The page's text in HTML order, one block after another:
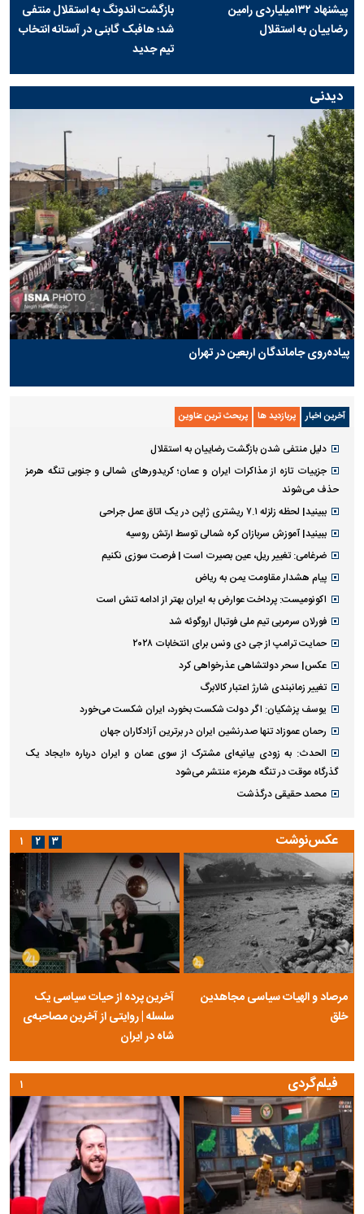
پیشنهاد ۱۳۲میلیاردی رامین
رضاییان به استقلال
بازگشت اندونگ به استقلال منتفی
شد؛ هافبک گابنی در آستانه انتخاب
تیم جدید
دیدنی
پیاده‌روی جاماندگان اربعین در تهران
آخرین اخبار پربازدید ها پربحث ترین عناوین
دلیل منتفی شدن بازگشت رضاییان به استقلال
جزییات تازه از مذاکرات ایران و عمان؛ کریدورهای شمالی و جنوبی تنگه هرمز
حذف می‌شوند
ببینید| لحظه زلزله ۷.۱ ریشتری ژاپن در یک اتاق عمل جراحی
ببینید| آموزش سربازان کره شمالی توسط ارتش روسیه
ضرغامی: تغییر ریل، عین بصیرت است | فرصت سوزی نکنیم
پیام هشدار مقاومت یمن به ریاض
اکونومیست: پرداخت عوارض به ایران بهتر از ادامه تنش است
فورلان سرمربی تیم ملی فوتبال اروگوئه شد
حمایت ترامپ از جی دی ونس برای انتخابات ۲۰۲۸
عکس| سحر دولتشاهی عذرخواهی کرد
تغییر زمانبندی‌ شارژ اعتبار کالابرگ
یوسف پزشکیان: اگر دولت شکست بخورد، ایران شکست می‌خورد
رحمان عموزاد تنها صدرنشین ایران در برترین آزادکاران جهان
الحدث: به زودی بیانیه‌ای مشترک از سوی عمان و ایران درباره «ایجاد یک
گذرگاه موقت در تنگه هرمز» منتشر می‌شود
محمد حقیقی درگذشت
عکس‌نوشت
مرصاد و الهیات سیاسی مجاهدین
خلق
آخرین پرده از حیات سیاسی یک
سلسله | روایتی از آخرین مصاحبه‌ی
شاه در ایران
۱ ۲ ۳
فیلم‌گردی ۱